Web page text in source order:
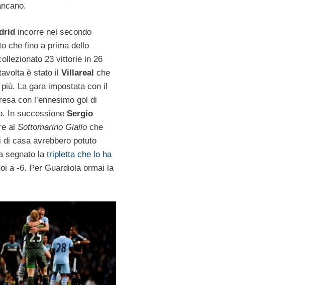
incorre nel secondo
che fino a prima dello
23 vittorie in 26
è stato il Villareal che
La gara impostata con il
con l’ennesimo gol di
In successione Sergio
al Sottomarino Gialloche
di casa avrebbero potuto
segnato la tripletta che lo ha
a -6. Per Guardiola ormai la